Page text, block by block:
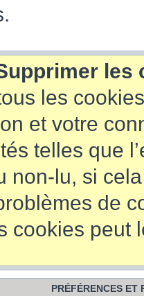
les
les
et votre
telles que
non-lu, si
de
cookies peut
PRÉFÉRENCES ET